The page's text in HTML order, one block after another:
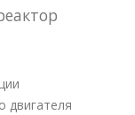
двигателя